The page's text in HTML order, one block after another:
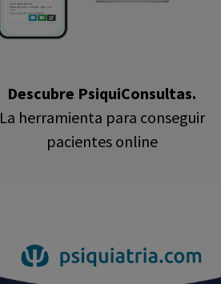
Descubre PsiquiConsultas.
La herramienta para conseguir
pacientes online